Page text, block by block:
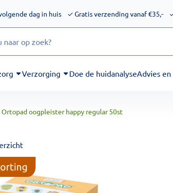
dag in huis ✓ Gratis verzending vanaf €35,-
Verzorging Doe de huidanalyseAdvies
Ortopad oogpleister happy regular 50st